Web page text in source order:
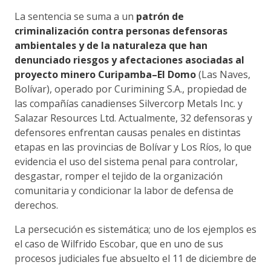
La sentencia se suma a un patrón de
criminalización contra personas defensoras
ambientales y de la naturaleza que han
denunciado riesgos y afectaciones asociadas al
proyecto minero Curipamba–El Domo(Las Naves,
Bolívar), operado por Curimining S.A., propiedad de
las compañías canadienses Silvercorp Metals Inc. y
Salazar Resources Ltd. Actualmente, 32 defensoras y
defensores enfrentan causas penales en distintas
etapas en las provincias de Bolívar y Los Ríos, lo que
evidencia el uso del sistema penal para controlar,
desgastar, romper el tejido de la organización
comunitaria y condicionar la labor de defensa de
derechos.
La persecución es sistemática; uno de los ejemplos es
el caso de Wilfrido Escobar, que en uno de sus
procesos judiciales fue absuelto el 11 de diciembre de